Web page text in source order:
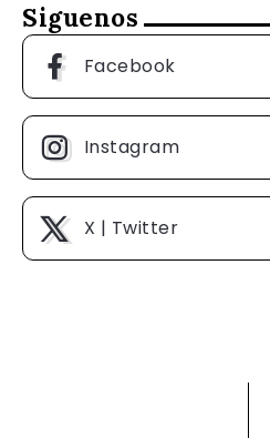
Siguenos
Facebook
Instagram
X | Twitter